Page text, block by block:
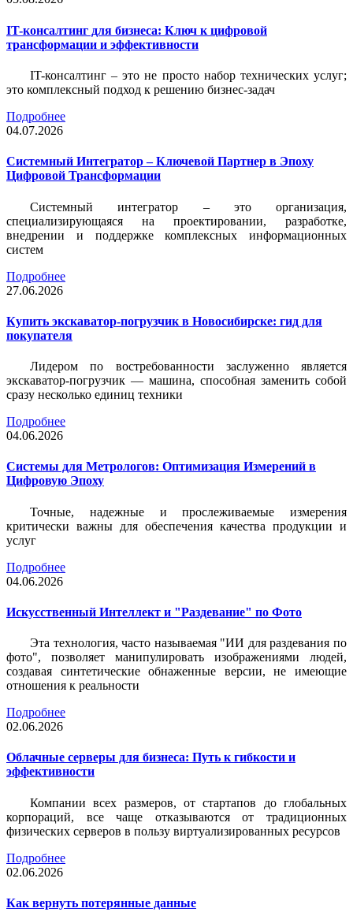
IT-консалтинг для бизнеса: Ключ к цифровой
трансформации и эффективности
IT-консалтинг – это не просто набор технических услуг;
это комплексный подход к решению бизнес-задач
Подробнее
04.07.2026
Системный Интегратор – Ключевой Партнер в Эпоху
Цифровой Трансформации
Системный интегратор – это организация,
специализирующаяся на проектировании, разработке,
внедрении и поддержке комплексных информационных
систем
Подробнее
27.06.2026
Купить экскаватор-погрузчик в Новосибирске: гид для
покупателя
Лидером по востребованности заслуженно является
экскаватор-погрузчик — машина, способная заменить собой
сразу несколько единиц техники
Подробнее
04.06.2026
Системы для Метрологов: Оптимизация Измерений в
Цифровую Эпоху
Точные, надежные и прослеживаемые измерения
критически важны для обеспечения качества продукции и
услуг
Подробнее
04.06.2026
Искусственный Интеллект и "Раздевание" по Фото
Эта технология, часто называемая "ИИ для раздевания по
фото", позволяет манипулировать изображениями людей,
создавая синтетические обнаженные версии, не имеющие
отношения к реальности
Подробнее
02.06.2026
Облачные серверы для бизнеса: Путь к гибкости и
эффективности
Компании всех размеров, от стартапов до глобальных
корпораций, все чаще отказываются от традиционных
физических серверов в пользу виртуализированных ресурсов
Подробнее
02.06.2026
Как вернуть потерянные данные